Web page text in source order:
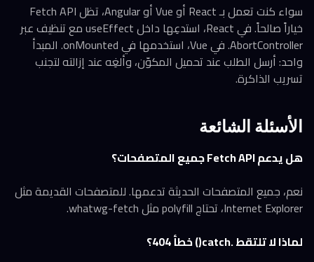
سواء كنت تعمل بـ React أو Vue أو Angular، تظل Fetch API
خياراً صالحاً. في React، استدعِها داخل useEffect مع تنظيف عبر
AbortController. في Vue، استخدمها في onMounted. المبدأ
واحد: أرسل الطلب عند تحميل المكوّن، وألغِه عند إزالته لتجنب
تسريب الذاكرة.
الأسئلة الشائعة
هل يدعم Fetch API جميع المتصفحات؟
نعم، جميع المتصفحات الحديثة تدعمها. للمتصفحات القديمة مثل
Internet Explorer، تحتاج polyfill مثل whatwg-fetch.
لماذا لا تلتقط .catch() خطأ 404؟